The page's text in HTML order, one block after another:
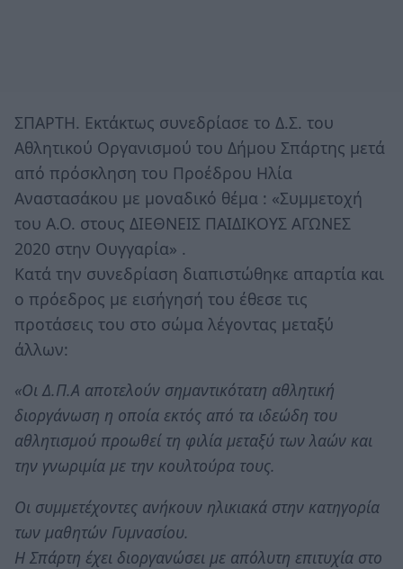
ΣΠΑΡΤΗ. Εκτάκτως συνεδρίασε το Δ.Σ. του
Αθλητικού Οργανισμού του Δήμου Σπάρτης μετά
από πρόσκληση του Προέδρου Ηλία
Αναστασάκου με μοναδικό θέμα : «Συμμετοχή
του Α.Ο. στους ΔΙΕΘΝΕΙΣ ΠΑΙΔΙΚΟΥΣ ΑΓΩΝΕΣ
2020 στην Ουγγαρία» .
Κατά την συνεδρίαση διαπιστώθηκε απαρτία και
ο πρόεδρος με εισήγησή του έθεσε τις
προτάσεις του στο σώμα λέγοντας μεταξύ
άλλων:
«Οι Δ.Π.Α αποτελούν σημαντικότατη αθλητική
διοργάνωση η οποία εκτός από τα ιδεώδη του
αθλητισμού προωθεί τη φιλία μεταξύ των λαών και
την γνωριμία με την κουλτούρα τους.
Οι συμμετέχοντες ανήκουν ηλικιακά στην κατηγορία
των μαθητών Γυμνασίου.
Η Σπάρτη έχει διοργανώσει με απόλυτη επιτυχία στο